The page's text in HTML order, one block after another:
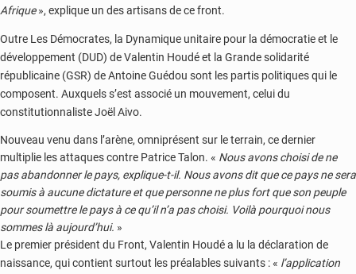
Afrique», explique un des artisans de ce front.
Outre Les Démocrates, la Dynamique unitaire pour la démocratie et le
développement (DUD) de Valentin Houdé et la Grande solidarité
républicaine (GSR) de Antoine Guédou sont les partis politiques qui le
composent. Auxquels s’est associé un mouvement, celui du
constitutionnaliste Joël Aivo.
Nouveau venu dans l’arène, omniprésent sur le terrain, ce dernier
multiplie les attaques contre Patrice Talon. « Nous avons choisi de ne
pas abandonner le pays, explique-t-il. Nous avons dit que ce pays ne sera
soumis à aucune dictature et que personne ne plus fort que son peuple
pour soumettre le pays à ce qu’il n’a pas choisi. Voilà pourquoi nous
sommes là aujourd’hui. »
Le premier président du Front, Valentin Houdé a lu la déclaration de
naissance, qui contient surtout les préalables suivants : « l’application